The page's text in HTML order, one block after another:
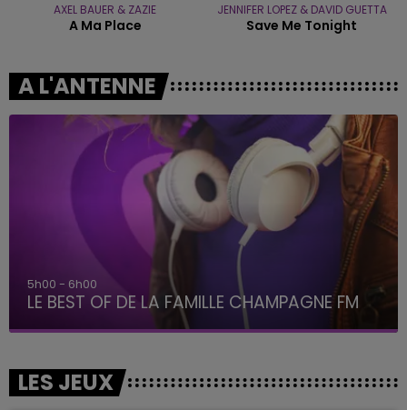
AXEL BAUER & ZAZIE
A Ma Place
JENNIFER LOPEZ & DAVID GUETTA
Save Me Tonight
A L'ANTENNE
5h00 - 6h00
LE BEST OF DE LA FAMILLE CHAMPAGNE FM
LES JEUX